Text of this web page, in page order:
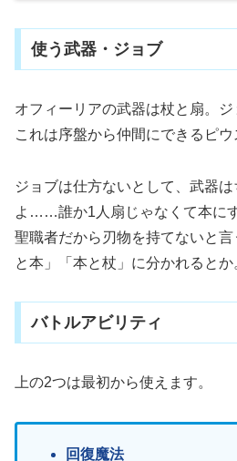
使う武器・ジョブ
オフィーリアの武器は杖と扇。ジ
これは序盤から仲間にできるピウ
ジョブは仕方ないとして、武器
よ……誰か1人扇じゃなくて本にす
聖職者だから刃物を持てないと
と本」「本と杖」に分かれるとか
バトルアビリティ
上の2つは最初から使えます。
回復魔法